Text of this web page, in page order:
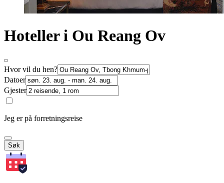
Hoteller i Ou Reang Ov
Hvor vil du hen?
Datoer
Gjester
Jeg er på forretningsreise
Søk